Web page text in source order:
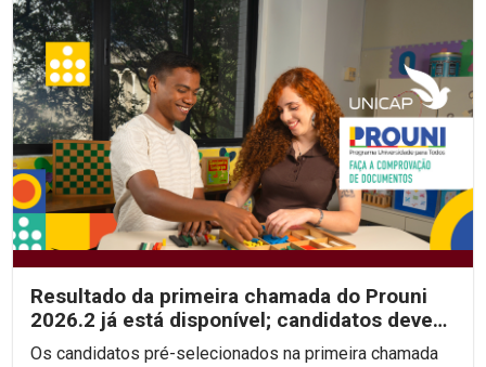
Resultado da primeira chamada do Prouni
2026.2 já está disponível; candidatos devem
enviar...
Os candidatos pré-selecionados na primeira chamada